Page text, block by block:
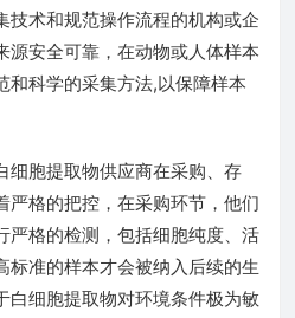
技术和规范操作流程的机构或企
源安全可靠，在动物或人体样本
和科学的采集方法,以保障样本
细胞提取物供应商在采购、存
严格的把控，在采购环节，他们
严格的检测，包括细胞纯度、活
标准的样本才会被纳入后续的生
白细胞提取物对环境条件极为敏